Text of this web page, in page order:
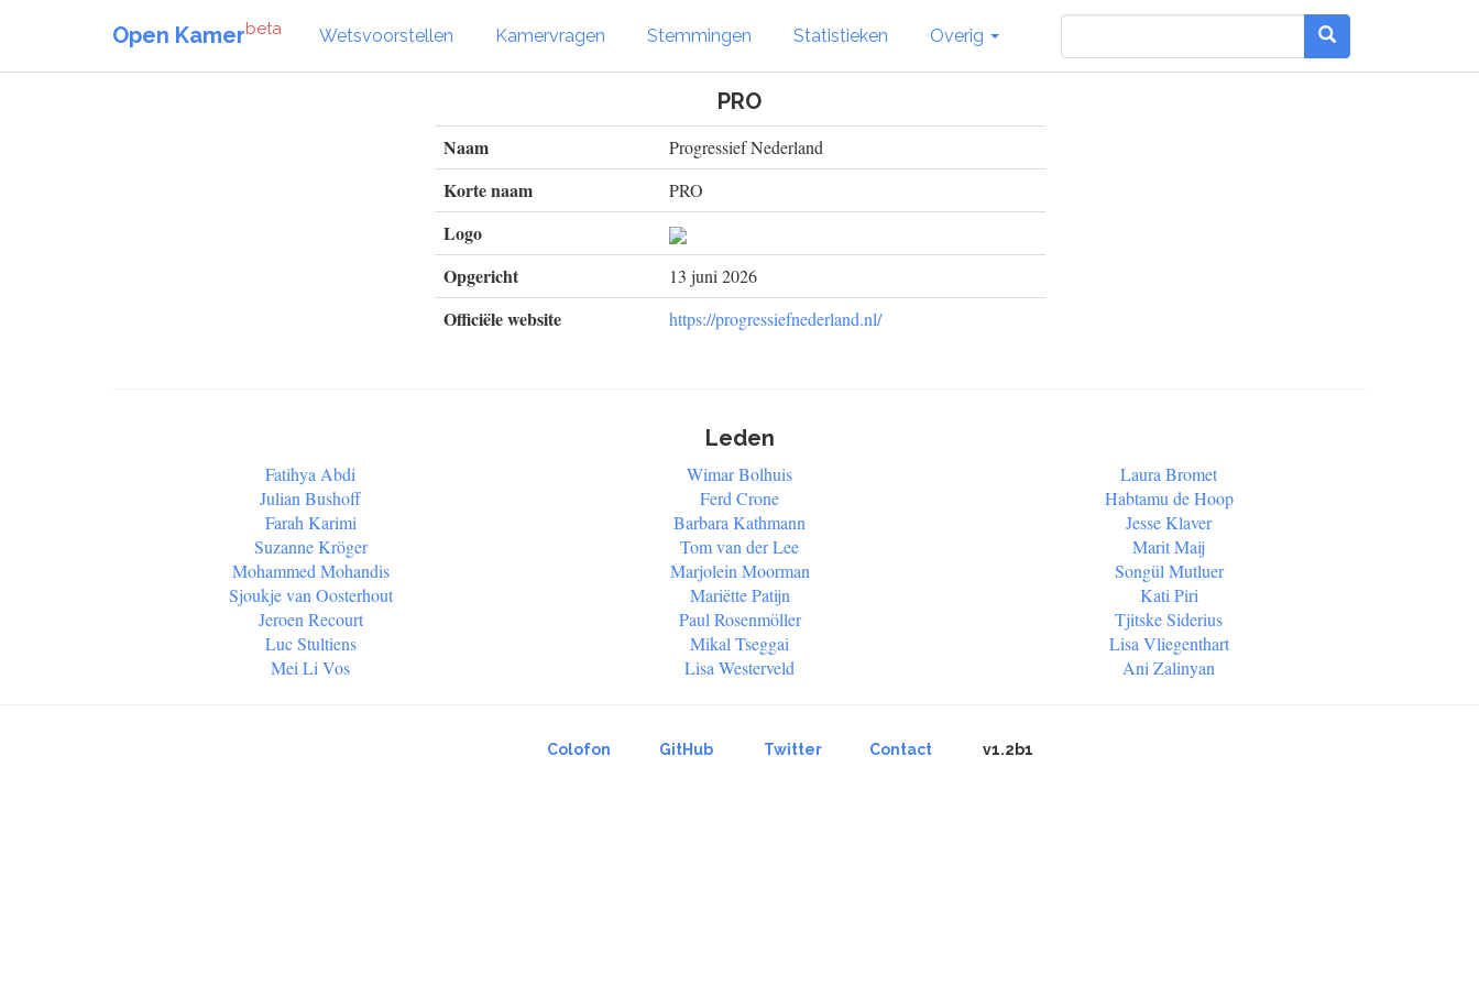
Open Kamerbeta Wetsvoorstellen Kamervragen Stemmingen Statistieken Overig
PRO
Naam Progressief Nederland
Korte naam PRO
Logo
Opgericht
13 juni 2026
Officiële website https://progressiefnederland.nl/
Leden
Fatihya Abdi Wimar Bolhuis
Laura Bromet
Julian Bushoff
Ferd Crone
Habtamu de Hoop
Farah Karimi
Barbara Kathmann
Jesse Klaver
Suzanne Kröger
Tom van der Lee
Marit Maij
Mohammed Mohandis
Marjolein Moorman
Songül Mutluer
Sjoukje van Oosterhout
Mariëtte Patijn
Kati Piri
Jeroen Recourt
Paul Rosenmöller
Tjitske Siderius
Luc Stultiens
Mikal Tseggai
Lisa Vliegenthart
Mei Li Vos
Lisa Westerveld Ani Zalinyan
Colofon GitHub Twitter Contact v1.2b1